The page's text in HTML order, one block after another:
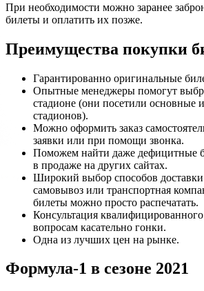
При необходимости можно заранее
билеты и оплатить их позже.
Преимущества покупки
Гарантированно оригинальные
Опытные менеджеры помогут
стадионе (они посетили основные
стадионов).
Можно оформить заказ
заявки или при помощи звонка.
Поможем найти даже дефицитные
в продаже на других сайтах.
Широкий выбор способов
самовывоз или транспортная
билеты можно просто распечатать.
Консультация
вопросам касательно гонки.
Одна из лучших цен на рынке.
Формула-1 в сезоне 2021